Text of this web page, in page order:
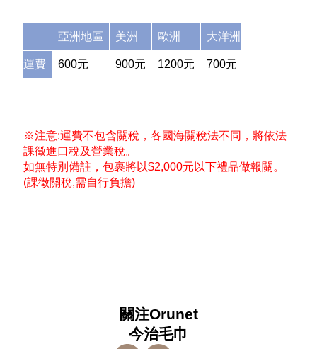
回到犬印本舖
亞洲地區 美洲 歐洲 大洋洲
運費 600元 900元 1200元 700元
※注意:運費不包含關稅，各國海關稅法不同，將依法
課徵進口稅及營業稅。
如無特別備註，包裹將以$2,000元以下禮品做報關。
(課徵關稅,需自行負擔)
關注Orunet
今治毛巾